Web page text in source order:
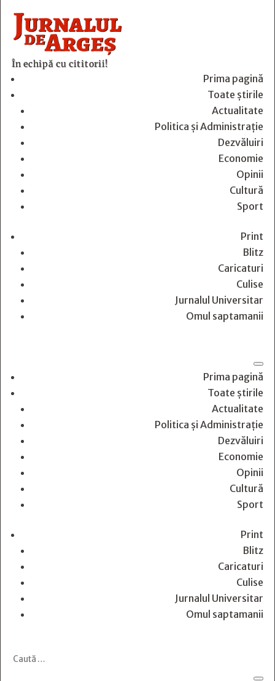
În echipă cu cititorii!
Prima pagină
Toate știrile
Actualitate
Politica și Administrație
Dezvăluiri
Economie
Opinii
Cultură
Sport
Print
Blitz
Caricaturi
Culise
Jurnalul Universitar
Omul saptamanii
Prima pagină
Toate știrile
Actualitate
Politica și Administrație
Dezvăluiri
Economie
Opinii
Cultură
Sport
Print
Blitz
Caricaturi
Culise
Jurnalul Universitar
Omul saptamanii